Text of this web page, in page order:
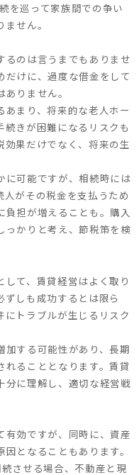
を巡って家族間での争い
せん。
るのは言うまでもありませ
だけに、過度な借金をして
りません。
あまり、将来的な老人ホー
きが困難になるリスクも
効果だけでなく、将来の生
に可能ですが、相続時には
がその税金を支払うため
負担が増えることも。購入
っかりと考え、節税策を検
て、賃貸経営はよく取り
ずしも成功するとは限ら
にトラブルが生じるリスク
する可能性があり、長期
れることとなります。賃貸
分に理解し、適切な経営戦
有効ですが、同時に、資産
となることもあります。
させる場合、不動産と現